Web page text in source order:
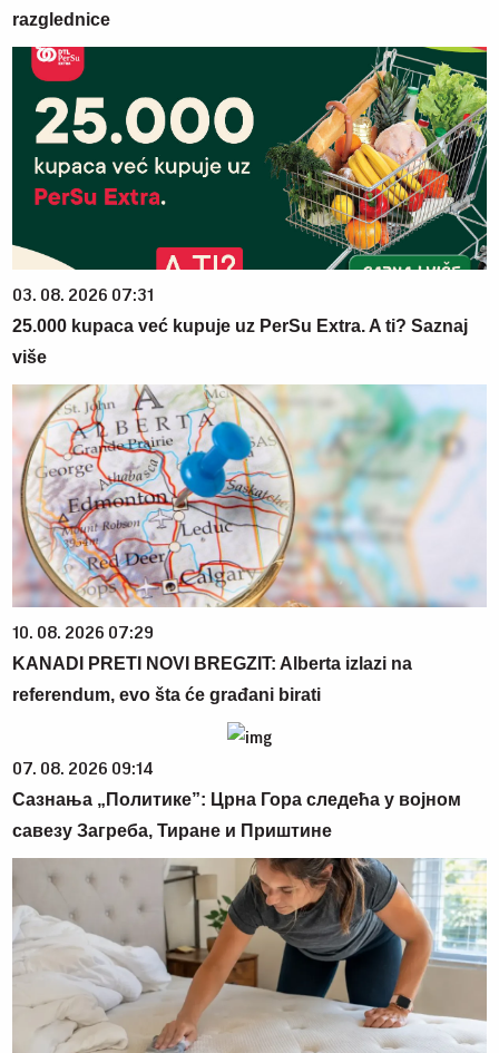
razglednice
03. 08. 2026 07:31
25.000 kupaca već kupuje uz PerSu Extra. A ti? Saznaj
više
10. 08. 2026 07:29
KANADI PRETI NOVI BREGZIT: Alberta izlazi na
referendum, evo šta će građani birati
07. 08. 2026 09:14
Сазнања „Политике”: Црна Гора следећа у војном
савезу Загреба, Тиране и Приштине